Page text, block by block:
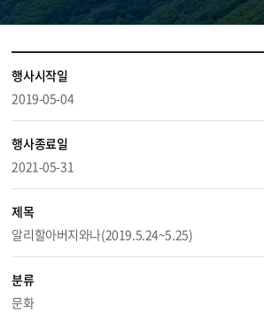
행사시작일
2019-05-04
행사종료일
2021-05-31
제목
알리할아버지와나(2019.5.24~5.25)
분류
문화